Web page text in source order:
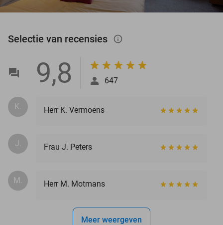
Selectie van recensies info_outlined
9,8 647
K. Herr K. Vermoens
J. Frau J. Peters
M. Herr M. Motmans
Meer weergeven